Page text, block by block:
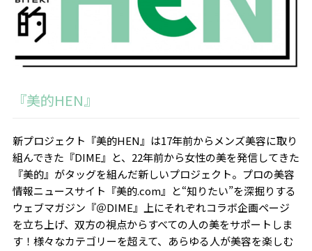
『美的HEN』
新プロジェクト『美的HEN』は17年前からメンズ美容に取り
組んできた『DIME』と、22年前から女性の美を発信してきた
『美的』がタッグを組んだ新しいプロジェクト。プロの美容
情報ニュースサイト『美的.com』と“知りたい”を深掘りする
ウェブマガジン『＠DIME』上にそれぞれコラボ企画ページ
を立ち上げ、双方の視点からすべての人の美をサポートしま
す！様々なカテゴリーを超えて、あらゆる人が美容を楽しむ